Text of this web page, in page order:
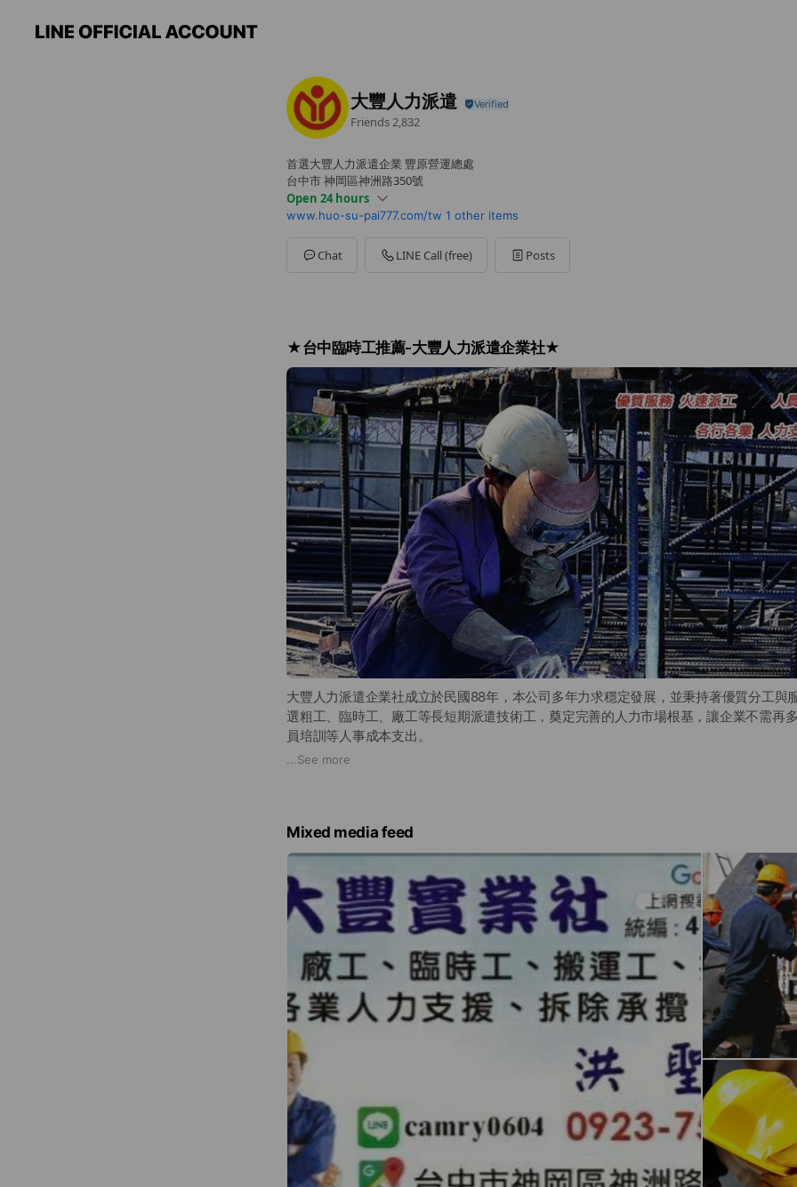
大豐人力派遣
Friends 2,832
首選大豐人力派遣企業 豐原營運總處
台中市 神岡區神洲路350號
Open 24 hours
SunOpen 24 hours
TueOpen 24 hours
www.huo-su-pai777.com/tw 1 other items
Chat LINE Call (free) Posts
★台中臨時工推薦-大豐人力派遣企業社★
大豐人力派遣企業社成立於民國88年，本公司多年力求穩定發展，並秉持著優質分工與
選粗工、臨時工、廠工等長短期派遣技術工，奠定完善的人力市場根基，讓企業不需再
員培訓等人事成本支出。
大豐人力派遣特色
優質保證，顧客安心
多元服務，派工迅速
價錢公道，品質絕佳
配合時段，全年無休
...See more
Mixed media feed